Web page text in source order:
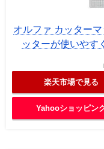
オルファ カッター
ッターが使いやす
楽天市場で見る
Yahooショッピン